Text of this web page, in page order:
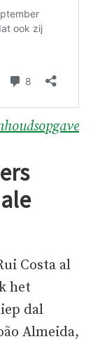
Costa al
het
dal
Almeida,